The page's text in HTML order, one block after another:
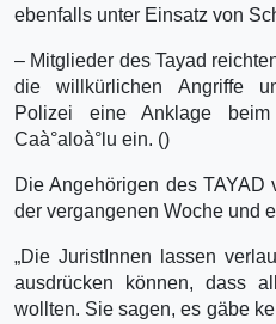
ebenfalls unter Einsatz von
– Mitglieder des Tayad
die willkürlichen Angriffe
Polizei eine Anklage
Caà°aloà°lu ein. ()
Die Angehörigen des
der vergangenen Woche und
„Die JuristInnen lassen
ausdrücken können, dass
wollten. Sie sagen, es gäbe